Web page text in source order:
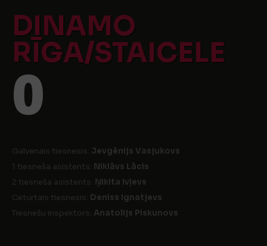
DINAMO
RĪGA/STAICELE
0
Galvenais tiesnesis: Jevgēnijs Vasjukovs
1 tiesneša asistents: Niklāvs Lācis
2 tiesneša asistents: Ņikita Ivļevs
Ceturtais tiesnesis: Deniss Ignatjevs
Tiesnešu inspektors: Anatolijs Piskunovs